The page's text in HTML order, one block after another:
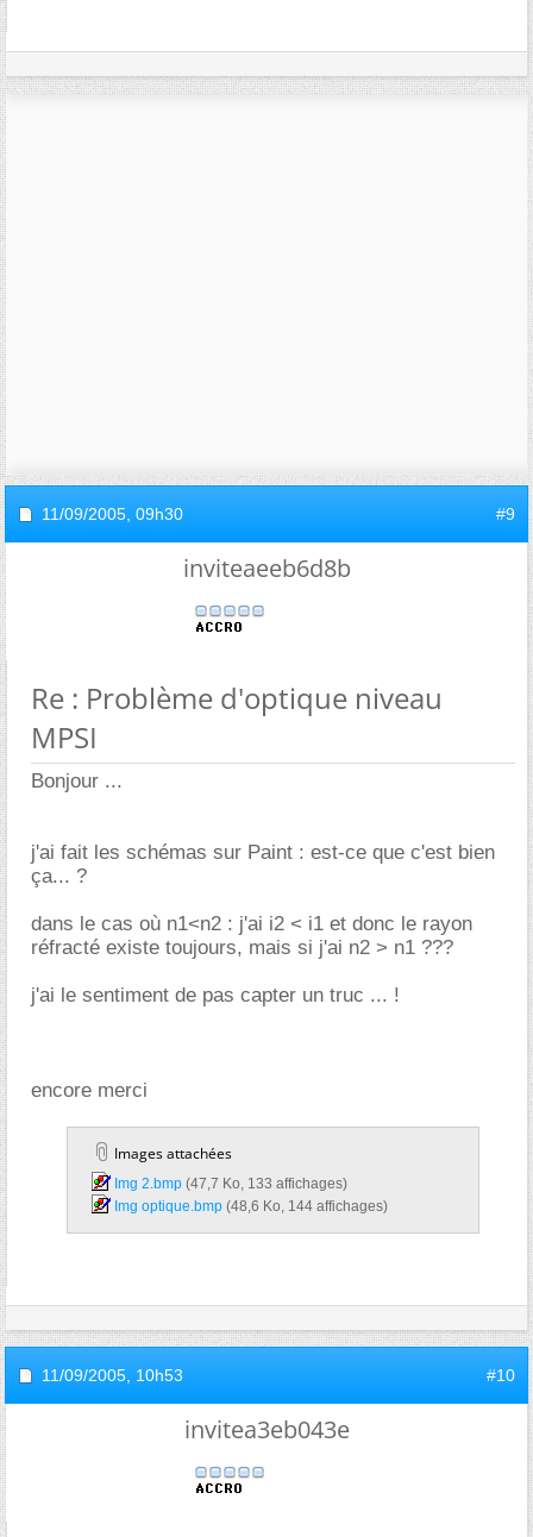
11/09/2005, 09h30 #9
inviteaeeb6d8b
Re : Problème d'optique niveau
MPSI
Bonjour ...
j'ai fait les schémas sur Paint : est-ce que c'est bien
ça... ?
dans le cas où n1<n2 : j'ai i2 < i1 et donc le rayon
réfracté existe toujours, mais si j'ai n2 > n1 ???
j'ai le sentiment de pas capter un truc ... !
encore merci
Images attachées
Img 2.bmp‎ (47,7 Ko, 133 affichages)
Img optique.bmp‎ (48,6 Ko, 144 affichages)
11/09/2005, 10h53 #10
invitea3eb043e